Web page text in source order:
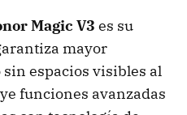
Magic V3 es su
mayor
espacios visibles al
funciones avanzadas